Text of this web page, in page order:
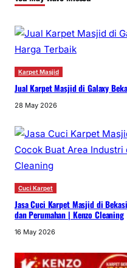
Karpet Masjid
Jual Karpet Masjid di Galaxy
28 May 2026
Cuci Karpet
Jasa Cuci Karpet Masjid di
dan Perumahan | Kenzo Cleaning
16 May 2026